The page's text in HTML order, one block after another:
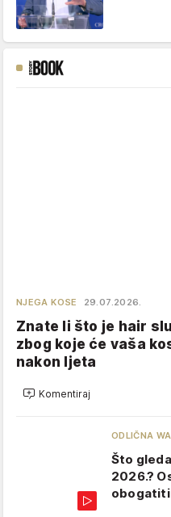
NJEGA KOSE 29.07.2026.
Znate li što je hair
zbog koje će vaša
nakon ljeta
Komentiraj
ODLIČNA
Što
2026.?